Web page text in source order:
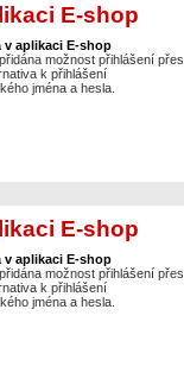
E-shop
v aplikaci E-shop
možnost přihlášení přes
k přihlášení
jména a hesla.
E-shop
v aplikaci E-shop
možnost přihlášení přes
k přihlášení
jména a hesla.